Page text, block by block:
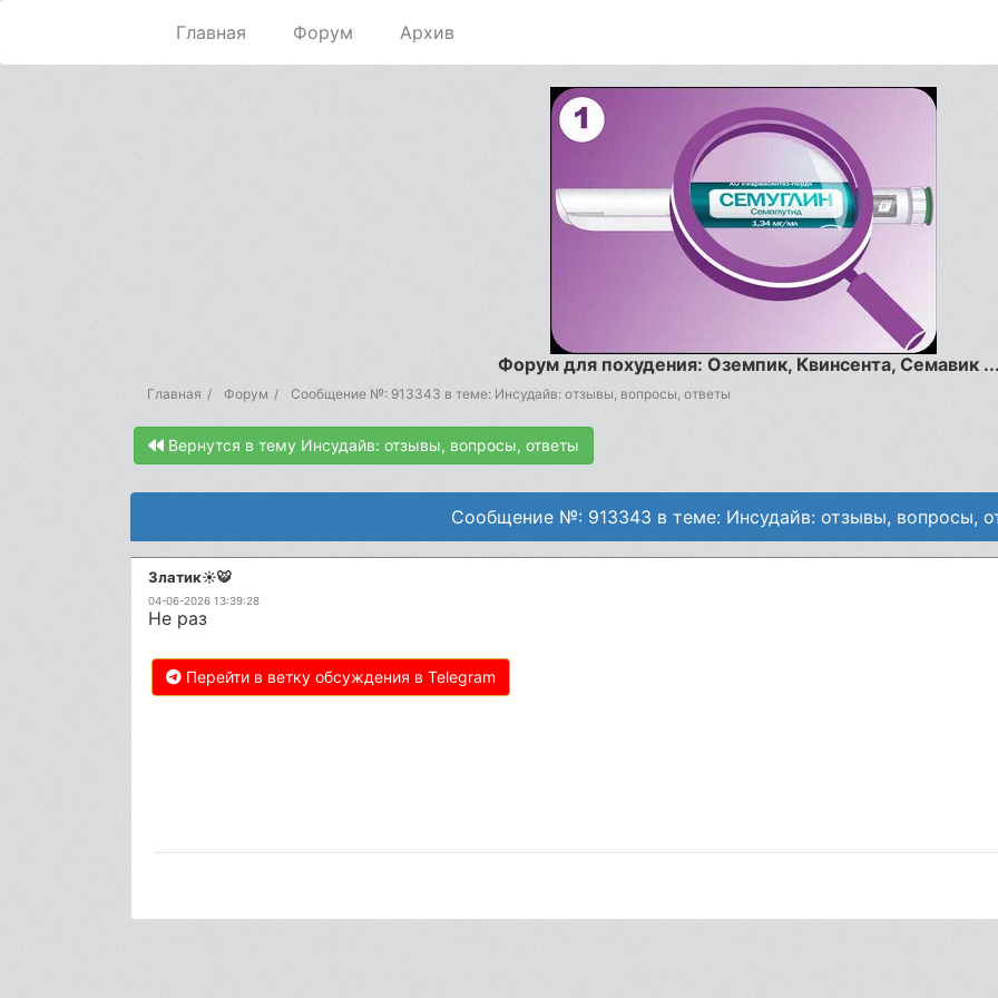
Главная Форум Архив
Форум для похудения: Оземпик, Квинсента, Семавик
Главная Форум Сообщение №: 913343 в теме: Инсудайв: отзывы, вопросы, ответы
Вернутся в тему Инсудайв: отзывы, вопросы, ответы
Сообщение №: 913343 в теме: Инсудайв: отзывы, вопросы,
Златик☀️🐯
04-06-2026 13:39:28
Не раз
Перейти в ветку обсуждения в Telegram